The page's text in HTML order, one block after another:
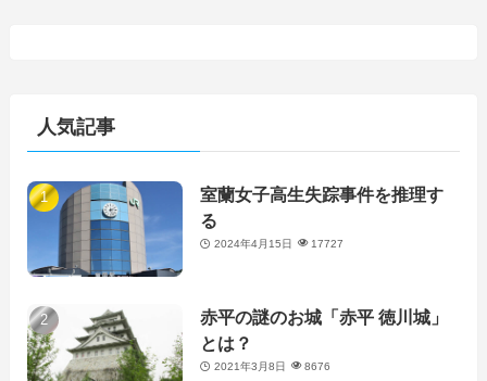
人気記事
室蘭女子高生失踪事件を推理す
る
2024年4月15日 17727
赤平の謎のお城「赤平 徳川城」
とは？
2021年3月8日 8676